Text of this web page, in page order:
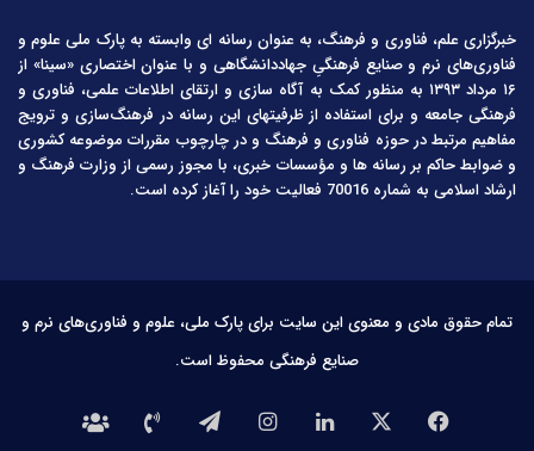
خبرگزاری علم، فناوری و فرهنگ، به عنوان رسانه ای وابسته به پارک ملی علوم و
فناوری‌های نرم و صنایع فرهنگیِ جهاددانشگاهی و با عنوان اختصاری «سینا» از
۱۶ مرداد ۱۳۹۳ به منظور کمک به آگاه سازی و ارتقای اطلاعات علمی، فناوری و
فرهنگی جامعه و برای استفاده از ظرفیتهای این رسانه در فرهنگ‌سازی و ترویج
مفاهیم مرتبط در حوزه فناوری و فرهنگ و در چارچوب مقررات موضوعه کشوری
و ضوابط حاکم بر رسانه ها و مؤسسات خبری، با مجوز رسمی از وزارت فرهنگ و
ارشاد اسلامی به شماره 70016 فعالیت خود را آغاز کرده است.
تمام حقوق مادی و معنوی این سایت برای پارک ملی، علوم و فناوری‌های نرم و
صنایع فرهنگی محفوظ است.
فیس لینکدیناینستاگرامتلگرامتماس درباره